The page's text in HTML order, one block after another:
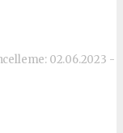
02.06.2023 -